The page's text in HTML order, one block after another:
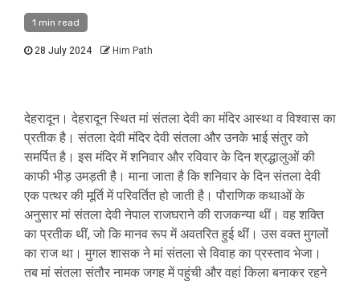
1 min read
28 July 2024 Him Path
देहरादून। देहरादून स्थित मां संतला देवी का मंदिर आस्था व विश्वास का
प्रतीक है। संतला देवी मंदिर देवी संतला और उनके भाई संतुर को
समर्पित है। इस मंदिर में शनिवार और रविवार के दिन श्रद्धालुओं की
काफी भीड़ उमड़ती है। माना जाता है कि शनिवार के दिन संतला देवी
एक पत्थर की मूर्ति में परिवर्तित हो जाती है। पौराणिक कथाओं के
अनुसार मां संतला देवी नेपाल राजघराने की राजकन्या थीं। वह शक्ति
का प्रतीक थीं, जो कि मानव रूप में अवतरित हुई थीं। उस वक्त मुगलों
का राज था। मुगल शासक ने मां संतला से विवाह का प्रस्ताव भेजा।
तब मां संतला संतौर नामक जगह में पहुंची और वहां किला बनाकर रहने